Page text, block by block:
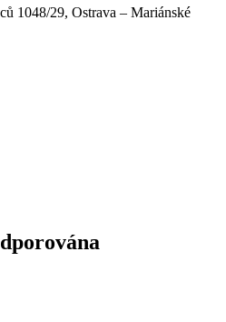
1048/29, Ostrava – Mariánské